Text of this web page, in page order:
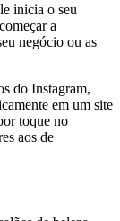
inicia o seu
a
negócio ou as
do Instagram,
em um site
toque no
aos de